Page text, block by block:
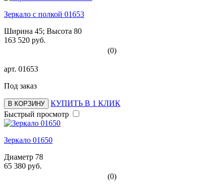
Зеркало с полкой 01653
Ширина 45; Высота 80
163 520 руб.
(0)
арт. 01653
Под заказ
В КОРЗИНУ
КУПИТЬ В 1 КЛИК
Быстрый просмотр
Зеркало 01650
Диаметр 78
65 380 руб.
(0)